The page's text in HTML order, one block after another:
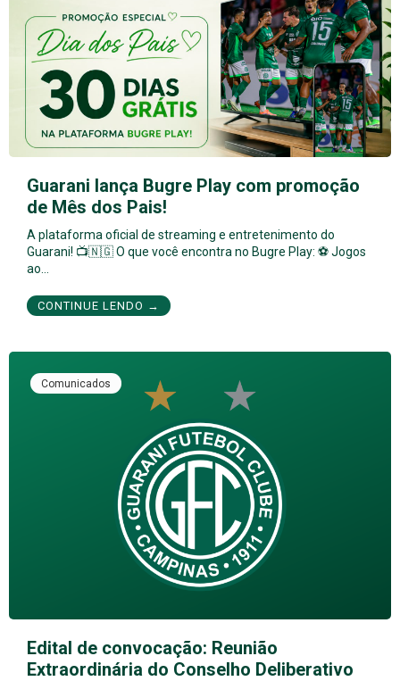
Guarani lança Bugre Play com promoção
de Mês dos Pais!
A plataforma oficial de streaming e entretenimento do
Guarani! 📺🇳🇬 O que você encontra no Bugre Play: ⚽ Jogos
ao…
CONTINUE LENDO →
Comunicados
Edital de convocação: Reunião
Extraordinária do Conselho Deliberativo